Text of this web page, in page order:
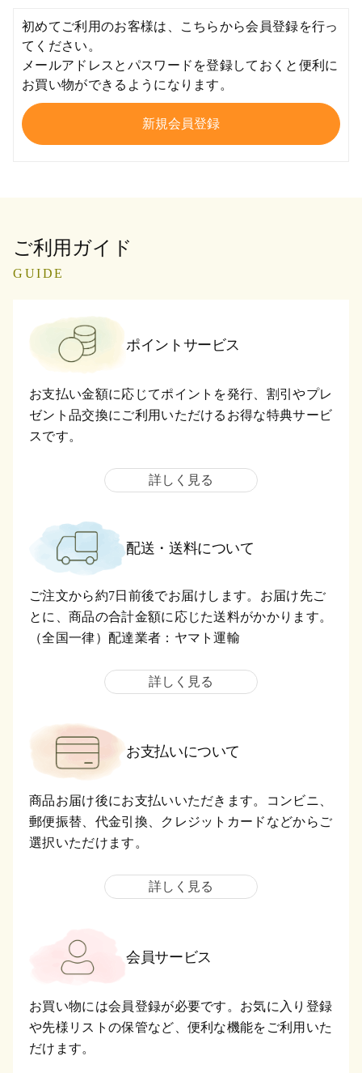
初めてご利用のお客様は、こちらから会員登録を行っ
てください。
メールアドレスとパスワードを登録しておくと便利に
お買い物ができるようになります。
ご利用ガイド
GUIDE
ポイントサービス
お支払い金額に応じてポイントを発行、割引やプレ
ゼント品交換にご利用いただけるお得な特典サービ
スです。
詳しく見る
配送・送料について
ご注文から約7日前後でお届けします。お届け先ご
とに、商品の合計金額に応じた送料がかかります。
（全国一律）配達業者：ヤマト運輸
詳しく見る
お支払いについて
商品お届け後にお支払いいただきます。コンビニ、
郵便振替、代金引換、クレジットカードなどからご
選択いただけます。
詳しく見る
会員サービス
お買い物には会員登録が必要です。お気に入り登録
や先様リストの保管など、便利な機能をご利用いた
だけます。